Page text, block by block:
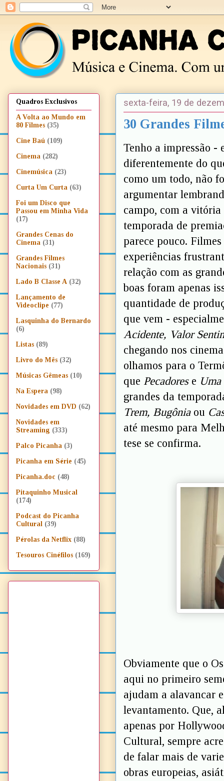
sexta-feira, 19 de
30 Grandes
Tenho a impressão -
diferentemente do
como um todo, não
argumentar
campo, com a vitória
temporada de
parece pouco.
experiências
relação com as
boas foram apenas
quantidade de
que vem -
Acidente, Valor
chegando nos
olhamos para o
que Pecadorese
grandes da
Trem, Bugôniaou
até mesmo para
tese se confirma.
Obviamente que o
aqui no primeiro
ajudam a alavancar
levantamento. Que,
apenas por
Cultural, sempre
de falar mais de
obras europeias,
Quadros Exclusivos
A Volta ao Mundo em
80 Filmes (35)
Cine Baú (109)
Cinema (282)
Cinemúsica (23)
Curta Um Curta (63)
Foi um Disco que
Passou em Minha Vida
(17)
Grandes Cenas do
Cinema (31)
Grandes Filmes
Nacionais (31)
Lado B Classe A (32)
Lançamento de
Videoclipe (77)
Lasquinha do Bernardo
(6)
Listas (89)
Livro do Mês (32)
Músicas Gêmeas (10)
Na Espera (98)
Novidades em DVD (62)
Novidades em
Streaming (333)
Palco Picanha (3)
Picanha em Série (45)
Picanha.doc (48)
Pitaquinho Musical
(174)
Podcast do Picanha
Cultural (39)
Pérolas da Netflix (88)
Tesouros Cinéfilos (169)